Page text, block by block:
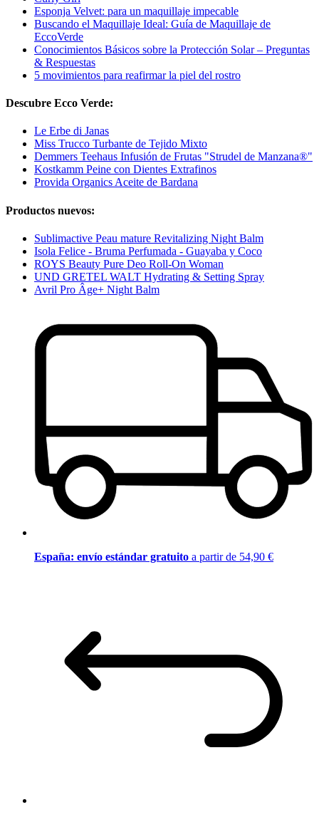
Esponja Velvet: para un maquillaje impecable
Buscando el Maquillaje Ideal: Guía de Maquillaje de
EccoVerde
Conocimientos Básicos sobre la Protección Solar – Preguntas
& Respuestas
5 movimientos para reafirmar la piel del rostro
Descubre Ecco Verde:
Le Erbe di Janas
Miss Trucco Turbante de Tejido Mixto
Demmers Teehaus Infusión de Frutas "Strudel de Manzana®"
Kostkamm Peine con Dientes Extrafinos
Provida Organics Aceite de Bardana
Productos nuevos:
Sublimactive Peau mature Revitalizing Night Balm
Isola Felice - Bruma Perfumada - Guayaba y Coco
ROYS Beauty Pure Deo Roll-On Woman
UND GRETEL WALT Hydrating & Setting Spray
Avril Pro Âge+ Night Balm
España: envío estándar gratuito a partir de 54,90 €